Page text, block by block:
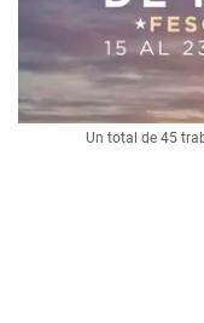
Un total de 45